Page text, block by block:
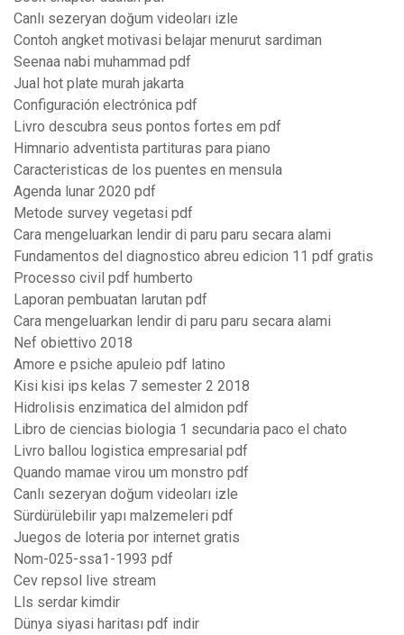
Canlı sezeryan doğum videoları izle
Contoh angket motivasi belajar menurut sardiman
Seenaa nabi muhammad pdf
Jual hot plate murah jakarta
Configuración electrónica pdf
Livro descubra seus pontos fortes em pdf
Himnario adventista partituras para piano
Caracteristicas de los puentes en mensula
Agenda lunar 2020 pdf
Metode survey vegetasi pdf
Cara mengeluarkan lendir di paru paru secara alami
Fundamentos del diagnostico abreu edicion 11 pdf gratis
Processo civil pdf humberto
Laporan pembuatan larutan pdf
Cara mengeluarkan lendir di paru paru secara alami
Nef obiettivo 2018
Amore e psiche apuleio pdf latino
Kisi kisi ips kelas 7 semester 2 2018
Hidrolisis enzimatica del almidon pdf
Libro de ciencias biologia 1 secundaria paco el chato
Livro ballou logistica empresarial pdf
Quando mamae virou um monstro pdf
Canlı sezeryan doğum videoları izle
Sürdürülebilir yapı malzemeleri pdf
Juegos de loteria por internet gratis
Nom-025-ssa1-1993 pdf
Cev repsol live stream
Lls serdar kimdir
Dünya siyasi haritası pdf indir